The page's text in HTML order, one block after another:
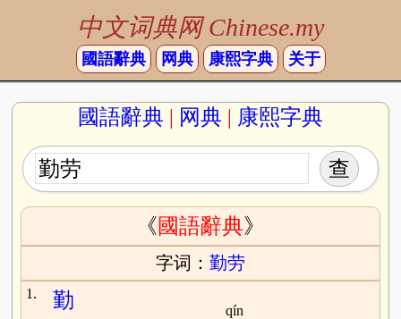
中文词典网 Chinese.my
國語辭典 网典 康熙字典 关于
國語辭典 | 网典 | 康熙字典
《國語辭典》
字词： 勤劳
1. 勤 qín